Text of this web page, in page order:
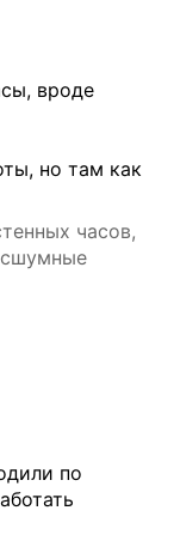
вроде
но там как
часов,
по